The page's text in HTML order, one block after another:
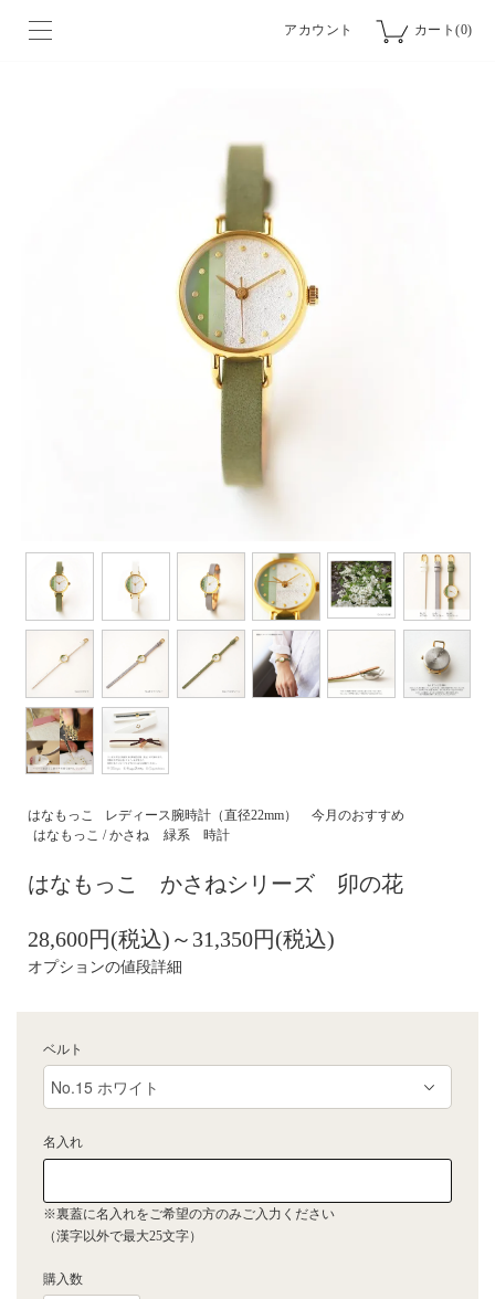
アカウント カート(0)
はなもっこ レディース腕時計（直径22mm）
今月のおすすめ
はなもっこ / かさね
緑系 時計
はなもっこ かさねシリーズ 卯の花
28,600円(税込)～31,350円(税込)
オプションの値段詳細
ベルト
名入れ
※裏蓋に名入れをご希望の方のみご入力ください
（漢字以外で最大25文字）
購入数